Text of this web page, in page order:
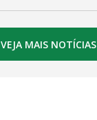
VEJA MAIS NOTÍCIAS